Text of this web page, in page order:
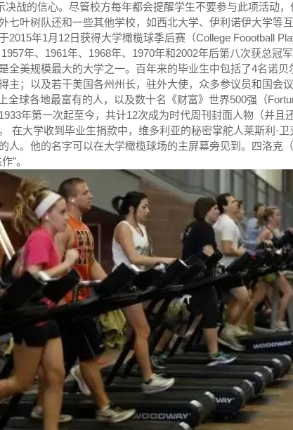
示决战的信心。尽管校方每年都会提醒学生不要参与此项活动
七叶树队还和一些其他学校，如西北大学、伊利诺伊大学等
2015年1月12日获得大学橄榄球季后赛（College Foootball
年、1961年、1968年、1970年和2002年后第八次获总冠
全美规模最大的大学之一。百年来的毕业生中包括了4名诺
主；以及若干美国各州州长，驻外大使，众多参议员和国会
全球各地最富有的人，以及数十名《财富》世界500强（
年第一次起至今，共计12次成为时代周刊封面人物（并且
在大学收到毕业生捐款中，维多利亚的秘密掌舵人莱斯利·
人。他的名字可以在大学橄榄球场的主屏幕旁见到。四洛克
”。